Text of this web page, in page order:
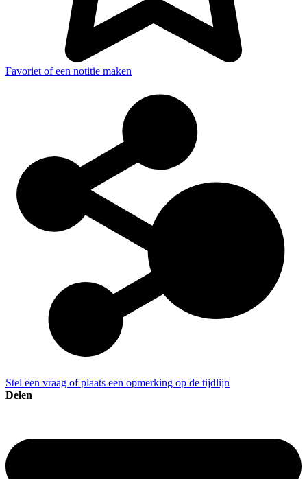
Favoriet of een notitie maken
Stel een vraag of plaats een opmerking op de tijdlijn
Delen